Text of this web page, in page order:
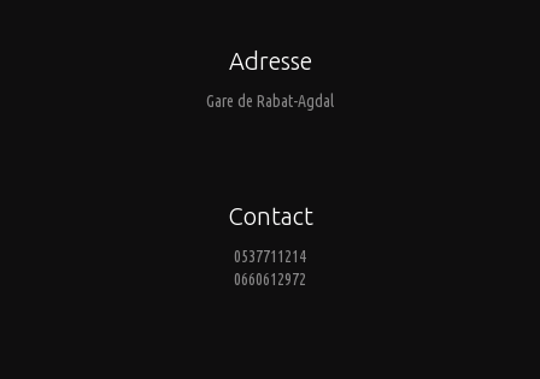
Adresse
Gare de Rabat-Agdal
Contact
0537711214
0660612972